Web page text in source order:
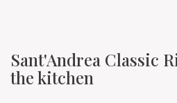
Sant'Andrea Classic
the kitchen